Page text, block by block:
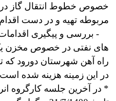
خصوص خطوط انتقال گاز
مربوطه تهیه و در دست
- بررسی و پیگیری
های نفتی در خصوص مخزن
در این زمینه هزینه شده
* در آخرین جلسه کارگروه